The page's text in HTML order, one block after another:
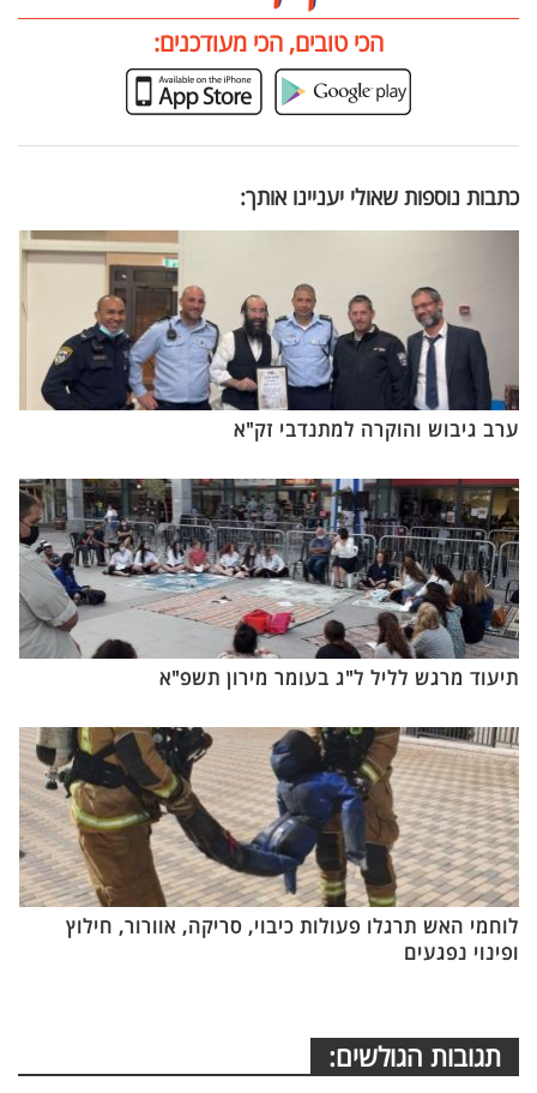
הכי טובים, הכי מעודכנים:
כתבות נוספות שאולי יעניינו אותך:
ערב גיבוש והוקרה למתנדבי זק"א
תיעוד מרגש לליל ל"ג בעומר מירון תשפ"א
לוחמי האש תרגלו פעולות כיבוי, סריקה, אוורור, חילוץ
ופינוי נפגעים
תגובות הגולשים: